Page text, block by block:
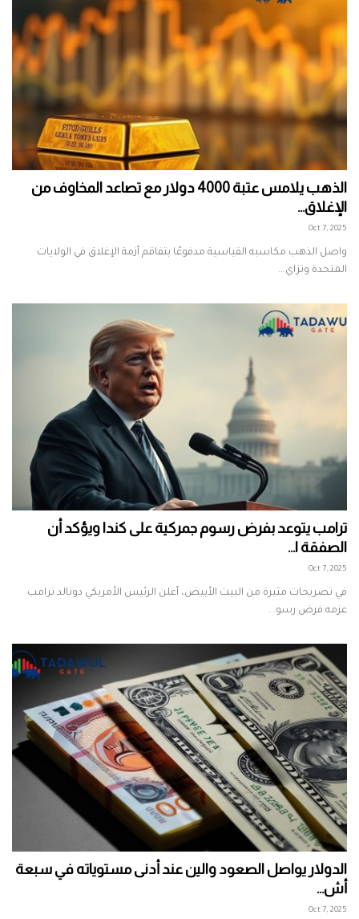
الذهب يلامس عتبة 4000 دولار مع تصاعد المخاوف من
الإغلاق...
Oct 7, 2025
واصل الذهب مكاسبه القياسية مدفوعًا بتفاقم أزمة الإغلاق في الولايات
المتحدة وتزاي...
ترامب يتوعد بفرض رسوم جمركية على كندا ويؤكد أن
الصفقة ا...
Oct 7, 2025
في تصريحات مثيرة من البيت الأبيض، أعلن الرئيس الأمريكي دونالد ترامب
عزمه فرض رسو...
الدولار يواصل الصعود والين عند أدنى مستوياته في سبعة
أش...
Oct 7, 2025